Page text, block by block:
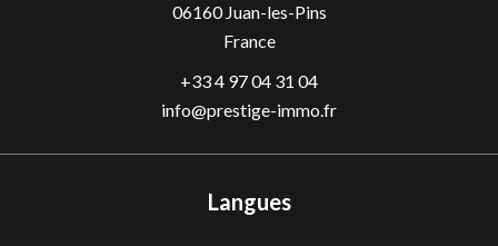
06160Juan-les-Pins
France
+33 4 97 04 31 04
info@prestige-immo.fr
Langues